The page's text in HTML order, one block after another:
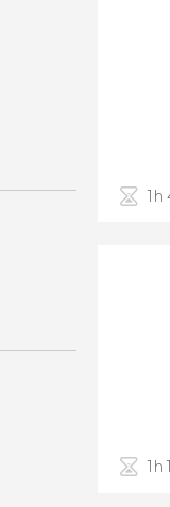
1h
1h